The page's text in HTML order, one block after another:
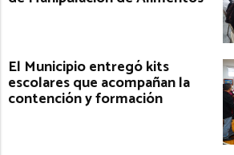
El Municipio entregó kits
escolares que acompañan la
contención y formación